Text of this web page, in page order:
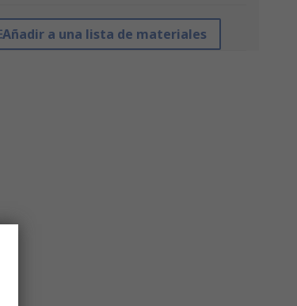
Añadir a una lista de materiales